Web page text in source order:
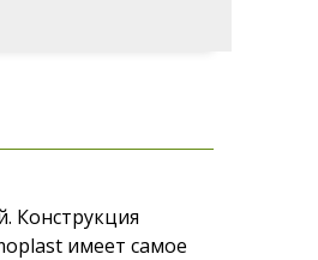
Конструкция
имеет самое